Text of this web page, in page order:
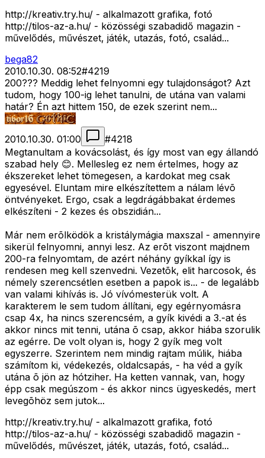
http://kreativ.try.hu/ - alkalmazott grafika, fotó
http://tilos-az-a.hu/ - közösségi szabadidő magazin -
művelődés, művészet, játék, utazás, fotó, család...
bega82
2010.10.30. 08:52#4219
200??? Meddig lehet felnyomni egy tulajdonságot? Azt
tudom, hogy 100-ig lehet tanulni, de utána van valami
határ? Én azt hittem 150, de ezek szerint nem...
2010.10.30. 01:00 #4218
Megtanultam a kovácsolást, és így most van egy állandó
szabad hely 😊. Mellesleg ez nem értelmes, hogy az
ékszereket lehet tömegesen, a kardokat meg csak
egyesével. Eluntam mire elkészítettem a nálam lévõ
öntvényeket. Ergo, csak a legdrágábbakat érdemes
elkészíteni - 2 kezes és obszidián...
Már nem erõlködök a kristálymágia maxszal - amennyire
sikerül felnyomni, annyi lesz. Az erõt viszont majdnem
200-ra felnyomtam, de azért néhány gyíkkal így is
rendesen meg kell szenvedni. Vezetõk, elit harcosok, és
némely szerencsétlen esetben a papok is... - de legalább
van valami kihívás is. Jó vívómesterük volt. A
karakterem le sem tudom állítani, egy egérnyomásra
csap 4x, ha nincs szerencsém, a gyík kivédi a 3.-at és
akkor nincs mit tenni, utána õ csap, akkor hiába szorulik
az egérre. De volt olyan is, hogy 2 gyík meg volt
egyszerre. Szerintem nem mindig rajtam múlik, hiába
számítom ki, védekezés, oldalcsapás, - ha véd a gyík
utána õ jön az hótziher. Ha ketten vannak, van, hogy
épp csak megúszom - és akkor nincs ügyeskedés, mert
levegõhöz sem jutok...
http://kreativ.try.hu/ - alkalmazott grafika, fotó
http://tilos-az-a.hu/ - közösségi szabadidő magazin -
művelődés, művészet, játék, utazás, fotó, család...